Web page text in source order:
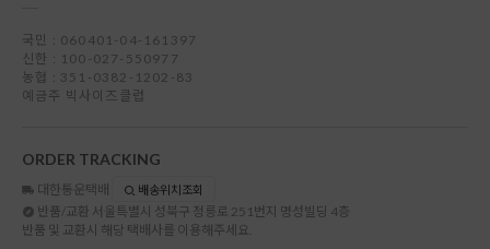
국민 : 060401-04-161397
신한 : 100-027-550977
농협 : 351-0382-1202-83
예금주 빅사이즈클럽
ORDER TRACKING
대한통운택배 배송위치조회
반품/교환 서울특별시 성북구 정릉로 251번지 명성빌딩 4층
반품 및 교환시 해당 택배사를 이용해주세요.